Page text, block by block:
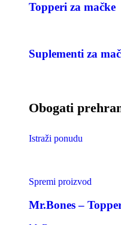
Topperi za mačke
Suplementi za
Obogati
Istraži ponudu
Spremi proizvod
Mr.Bones –